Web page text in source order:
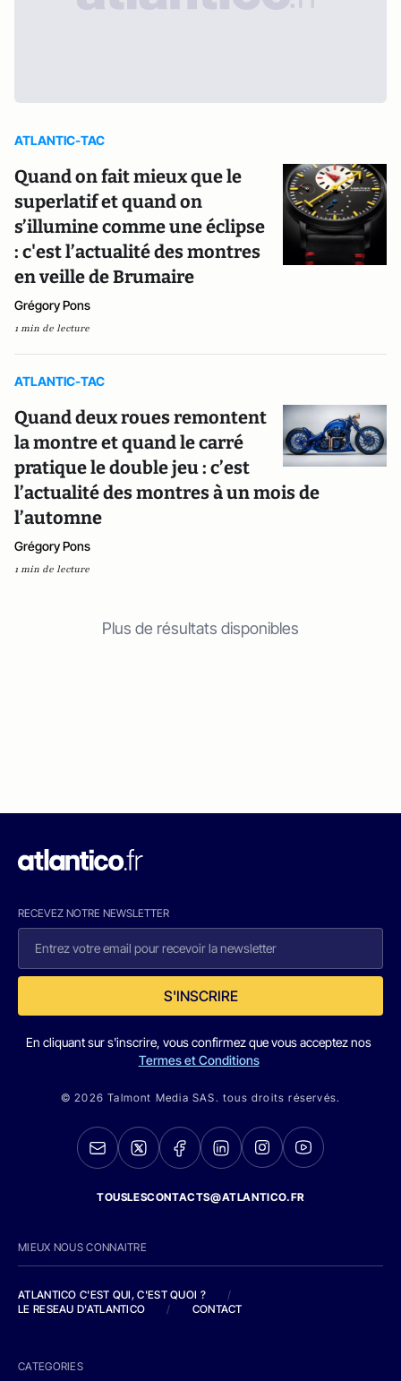
ATLANTIC-TAC
Quand on fait mieux que le
superlatif et quand on
s’illumine comme une éclipse
: c'est l’actualité des montres
en veille de Brumaire
Grégory Pons
1 min de lecture
ATLANTIC-TAC
Quand deux roues remontent
la montre et quand le carré
pratique le double jeu : c’est
l’actualité des montres à un mois de
l’automne
Grégory Pons
1 min de lecture
Plus de résultats disponibles
RECEVEZ NOTRE NEWSLETTER
S'INSCRIRE
En cliquant sur s'inscrire, vous confirmez que vous acceptez nos
Termes et Conditions
© 2026 Talmont Media SAS. tous droits réservés.
TOUSLESCONTACTS@ATLANTICO.FR
MIEUX NOUS CONNAITRE
ATLANTICO C'EST QUI, C'EST QUOI ?
/
LE RESEAU D'ATLANTICO
/ CONTACT
CATEGORIES